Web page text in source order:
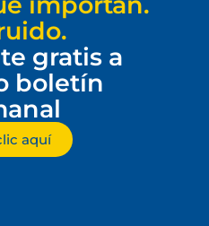
gratis a
boletín
aquí